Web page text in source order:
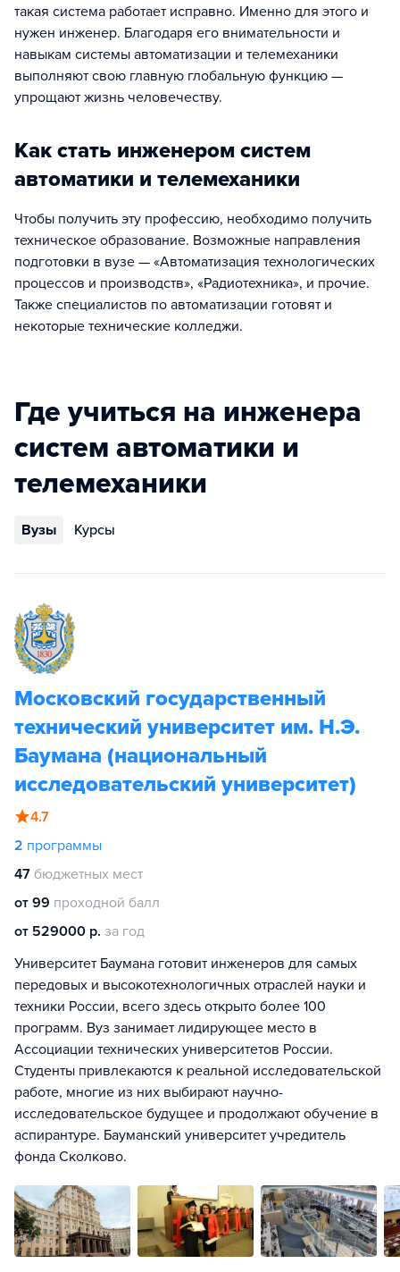
такая система работает исправно. Именно для этого и
нужен инженер. Благодаря его внимательности и
навыкам системы автоматизации и телемеханики
выполняют свою главную глобальную функцию —
упрощают жизнь человечеству.
Как стать инженером систем
автоматики и телемеханики
Чтобы получить эту профессию, необходимо получить
техническое образование. Возможные направления
подготовки в вузе — «Автоматизация технологических
процессов и производств», «Радиотехника», и прочие.
Также специалистов по автоматизации готовят и
некоторые технические колледжи.
Где учиться на инженера
систем автоматики и
телемеханики
Вузы Курсы
Московский государственный
технический университет им. Н.Э.
Баумана (национальный
исследовательский университет)
4.7
2 программы
47 бюджетных мест
от 99 проходной балл
от 529000 р. за год
Университет Баумана готовит инженеров для самых
передовых и высокотехнологичных отраслей науки и
техники России, всего здесь открыто более 100
программ. Вуз занимает лидирующее место в
Ассоциации технических университетов России.
Студенты привлекаются к реальной исследовательской
работе, многие из них выбирают научно-
исследовательское будущее и продолжают обучение в
аспирантуре. Бауманский университет учредитель
фонда Сколково.